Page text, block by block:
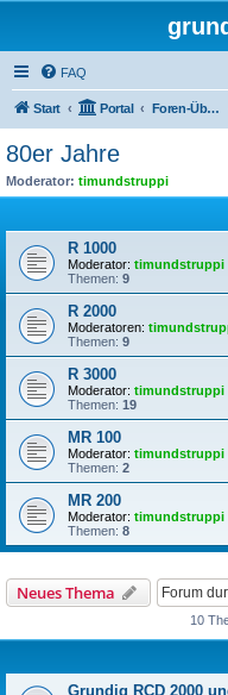
FAQ
Start Portal Foren-Übersicht
80er Jahre
Moderator: timundstruppi
R 1000
Moderator: timundstruppi
Themen: 9
R 2000
Moderatoren:
Themen: 9
R 3000
Moderator: timundstruppi
Themen: 19
MR 100
Moderator: timundstruppi
Themen: 2
MR 200
Moderator: timundstruppi
Themen: 8
Neues Thema
10
Grundig RCD 2000